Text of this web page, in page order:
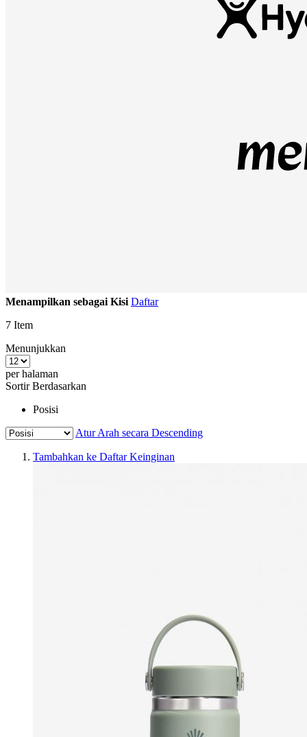
Menampilkan sebagai Kisi Daftar
7 Item
Menunjukkan
per halaman
Sortir Berdasarkan
Posisi
Atur Arah secara Descending
Tambahkan ke Daftar Keinginan